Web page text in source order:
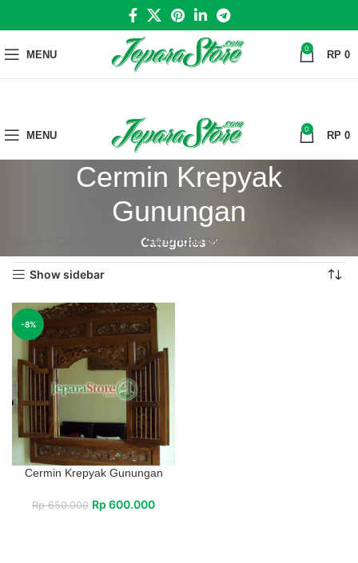
MENU 0 RP 0
MENU 0 RP 0
Cermin Krepyak
Gunungan
Categories
Cermin Krepyak Gunungan Menampilkan hasil tunggal
Show sidebar
-8%
Cermin Krepyak Gunungan
Rp650.000 Rp 600.000